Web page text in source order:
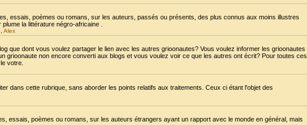
essais, poèmes ou romans, sur les auteurs, passés ou présents, des plus connus aux moins illustres
la littérature négro-africaine .
Alex
que dont vous voulez partager le lien avec les autres grioonautes? Vous voulez informer les grioonautes
grioonaute non encore converti aux blogs et vous voulez voir ce que les autres ont écrit? Pour toutes ces
votre.
dans cette rubrique, sans aborder les points relatifs aux traitements. Ceux ci étant l'objet des
essais, poèmes ou romans, sur les auteurs étrangers ayant un rapport avec le monde en général, mais